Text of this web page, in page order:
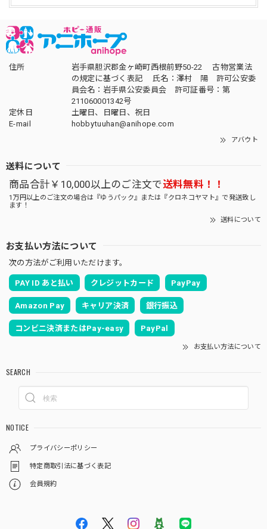
住所
岩手県胆沢郡金ヶ崎町西根前野50-22 古物営業法
の規定に基づく表記 氏名：澤村 陽 許可公安委
員会名：岩手県公安委員会 許可証番号：第
211060001342号
定休日
土曜日、日曜日、祝日
E-mail
hobbytuuhan@anihope.com
アバウト
送料について
商品合計￥10,000以上のご注文で送料無料！！
1万円以上のご注文の場合は『ゆうパック』または『クロネコヤマト』で発送致し
ます！
送料について
お支払い方法について
次の方法がご利用いただけます。
PAY ID あと払い クレジットカード PayPay
Amazon Pay キャリア決済 銀行振込
コンビニ決済またはPay-easy PayPal
お支払い方法について
SEARCH
NOTICE
プライバシーポリシー
特定商取引法に基づく表記
会員規約